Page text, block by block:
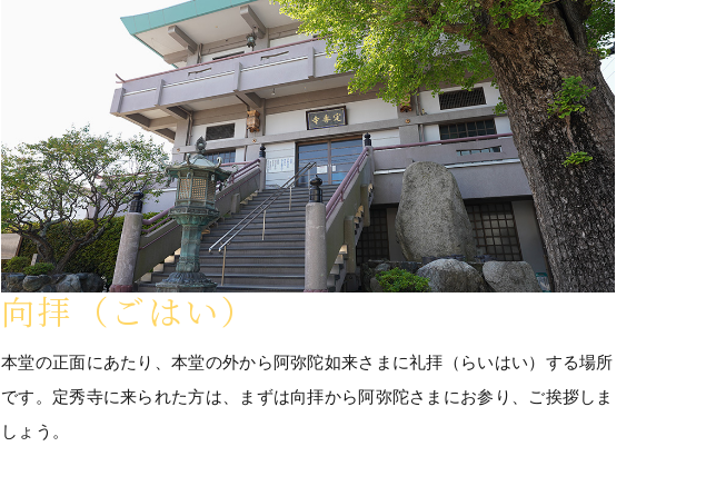
向拝（ごはい）
本堂の正面にあたり、本堂の外から阿弥陀如来さまに礼拝（らいはい）する場所
です。定秀寺に来られた方は、まずは向拝から阿弥陀さまにお参り、ご挨拶しま
しょう。